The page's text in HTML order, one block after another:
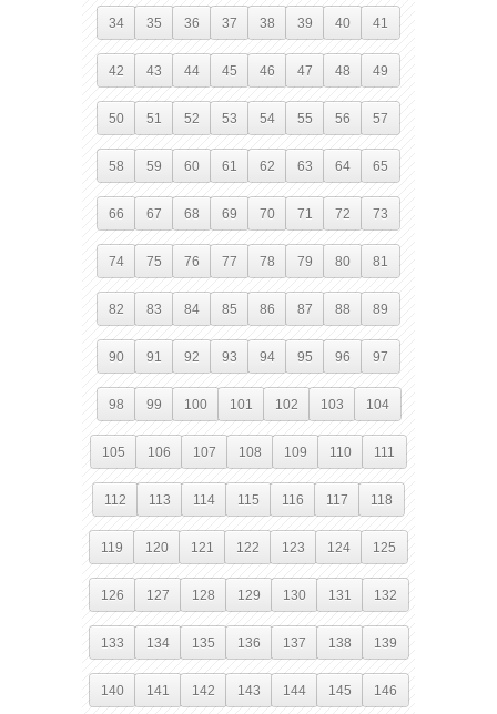
34 35 36 37 38 39 40 41
42 43 44 45 46 47 48 49
50 51 52 53 54 55 56 57
58 59 60 61 62 63 64 65
66 67 68 69 70 71 72 73
74 75 76 77 78 79 80 81
82 83 84 85 86 87 88 89
90 91 92 93 94 95 96 97
98 99 100 101 102 103 104
105 106 107 108 109 110 111
112 113 114 115 116 117 118
119 120 121 122 123 124 125
126 127 128 129 130 131 132
133 134 135 136 137 138 139
140 141 142 143 144 145 146